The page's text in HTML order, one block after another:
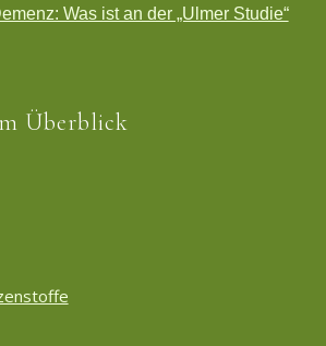
Was ist an der „Ulmer Studie“
Überblick